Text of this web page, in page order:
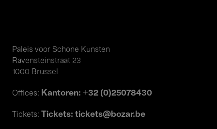
Paleis voor Schone Kunsten
Ravensteinstraat 23
1000 Brussel
Offices: Kantoren: +32 (0)25078430
Tickets: Tickets: tickets@bozar.be